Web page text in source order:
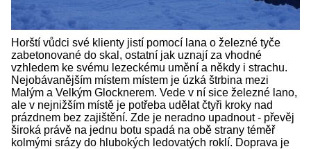
Horští vůdci své klienty jistí pomocí lana o železné tyče
zabetonované do skal, ostatní jak uznají za vhodné
vzhledem ke svému lezeckému umění a někdy i strachu.
Nejobávanějším místem místem je úzká štrbina mezi
Malým a Velkým Glocknerem. Vede v ní sice železné lano,
ale v nejnižším místě je potřeba udělat čtyři kroky nad
prázdnem bez zajištění. Zde je neradno upadnout - převěj
široká právě na jednu botu spadá na obě strany téměř
kolmými srázy do hlubokých ledovatých roklí. Doprava je